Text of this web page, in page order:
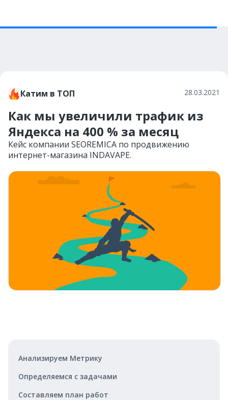
Катим в ТОП 28.03.2021
Как мы увеличили трафик из
Яндекса на 400 % за месяц
Кейс компании SEOREMICA по продвижению
интернет-магазина INDAVAPE.
Анализируем Метрику
Определяемся с задачами
Составляем план работ